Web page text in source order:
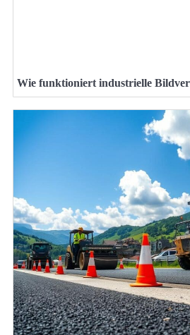
Wie funktioniert industrielle